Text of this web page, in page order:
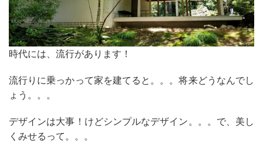
時代には、流行があります！
流行りに乗っかって家を建てると。。。将来どうなんでし
ょう。。。
デザインは大事！けどシンプルなデザイン。。。で、美し
くみせるって。。。